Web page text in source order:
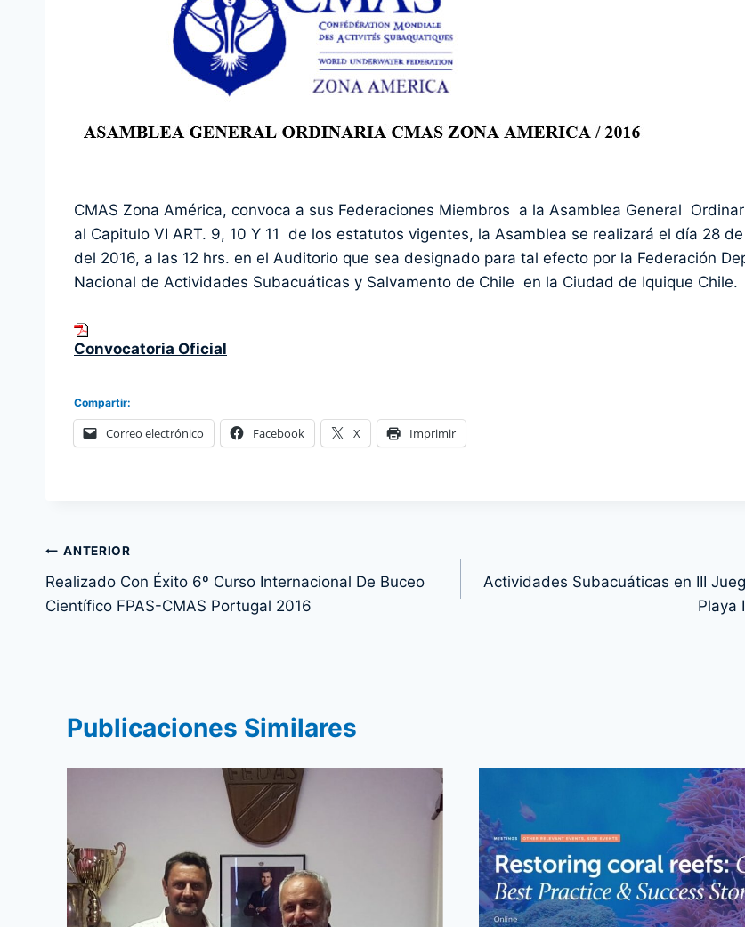
CMAS Zona América, convoca a sus Federaciones Miembros a la Asamblea General
al Capitulo VI ART. 9, 10 Y 11 de los estatutos vigentes, la Asamblea se realizará el día 28
del 2016, a las 12 hrs. en el Auditorio que sea designado para tal efecto por la Federación
Nacional de Actividades Subacuáticas y Salvamento de Chile en la Ciudad de Iquique Chile.
Convocatoria Oficial
Compartir:
Correo electrónico Facebook X Imprimir
Navegación
de
ANTERIOR
Realizado Con Éxito 6º Curso Internacional De Buceo
Científico FPAS-CMAS Portugal 2016
Actividades Subacuáticas en III
Playa
Publicaciones Similares